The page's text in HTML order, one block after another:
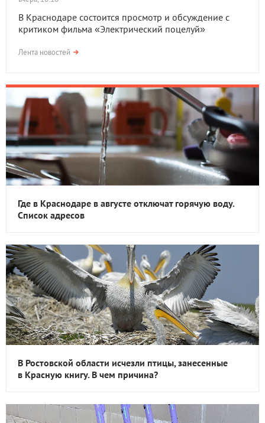
В Краснодаре состоится просмотр и обсуждение с
критиком фильма «Электрический поцелуй»
Лента новостей
Где в Краснодаре в августе отключат горячую воду.
Список адресов
В Ростовской области исчезли птицы, занесенные
в Красную книгу. В чем причина?